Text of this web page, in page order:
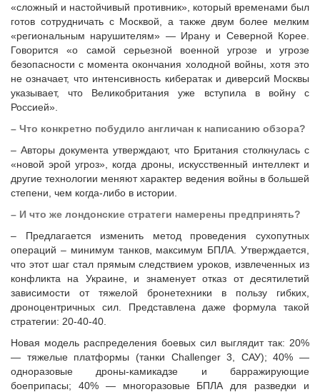
«сложный и настойчивый противник», который временами был
готов сотрудничать с Москвой, а также двум более мелким
«региональным нарушителям» — Ирану и Северной Корее.
Говорится «о самой серьезной военной угрозе и угрозе
безопасности с момента окончания холодной войны, хотя это
не означает, что интенсивность кибератак и диверсий Москвы
указывает, что Великобритания уже вступила в войну с
Россией».
– Что конкретно побудило англичан к написанию обзора?
– Авторы документа утверждают, что Британия столкнулась с
«новой эрой угроз», когда дроны, искусственный интеллект и
другие технологии меняют характер ведения войны в большей
степени, чем когда-либо в истории.
– И что же лондонские стратеги намерены предпринять?
– Предлагается изменить метод проведения сухопутных
операций – минимум танков, максимум БПЛА. Утверждается,
что этот шаг стал прямым следствием уроков, извлеченных из
конфликта на Украине, и знаменует отказ от десятилетий
зависимости от тяжелой бронетехники в пользу гибких,
дроноцентричных сил. Представлена даже формула такой
стратегии: 20-40-40.
Новая модель распределения боевых сил выглядит так: 20%
— тяжелые платформы (танки Challenger 3, САУ); 40% —
одноразовые дроны-камикадзе и барражирующие
боеприпасы; 40% — многоразовые БПЛА для разведки и